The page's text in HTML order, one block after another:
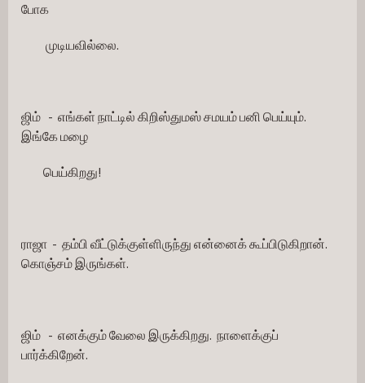
போக
முடியவில்லை.
ஜிம்   -  எங்கள் நாட்டில் கிறிஸ்துமஸ் சமயம் பனி பெய்யும்.
இங்கே மழை
பெய்கிறது!
ராஜா  -  தம்பி வீட்டுக்குள்ளிருந்து என்னைக் கூப்பிடுகிறான்.
கொஞ்சம் இருங்கள்.
ஜிம்   -  எனக்கும் வேலை இருக்கிறது.  நாளைக்குப்
பார்க்கிறேன்.